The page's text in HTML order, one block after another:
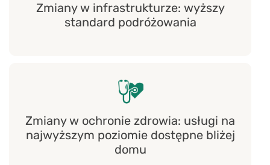
Zmiany w infrastrukturze: wyższy
standard podróżowania
Zmiany w ochronie zdrowia: usługi na
najwyższym poziomie dostępne bliżej
domu